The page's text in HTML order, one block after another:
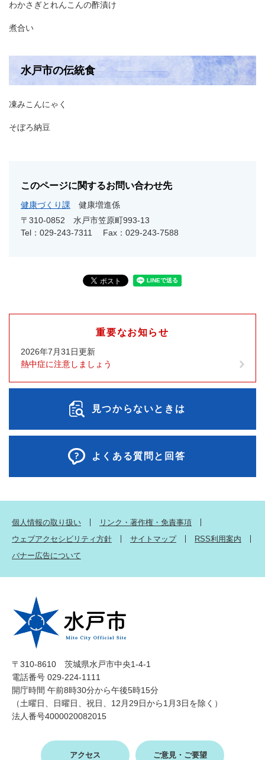
わかさぎとれんこんの酢漬け
煮合い
水戸市の伝統食
凍みこんにゃく
そぼろ納豆
このページに関するお問い合わせ先
健康づくり課
健康増進係
〒310-0852
水戸市笠原町993-13
Tel：029-243-7311
Fax：029-243-7588
重要なお知らせ
2026年7月31日更新
熱中症に注意しましょう
見つからないときは
よくある質問と回答
個人情報の取り扱い
リンク・著作権・免責事項
ウェブアクセシビリティ方針
サイトマップ
RSS利用案内
バナー広告について
〒310-8610 茨城県水戸市中央1-4-1
電話番号 029-224-1111
開庁時間 午前8時30分から午後5時15分
（土曜日、日曜日、祝日、12月29日から1月3日を除く）
法人番号4000020082015
アクセス ご意見・ご要望